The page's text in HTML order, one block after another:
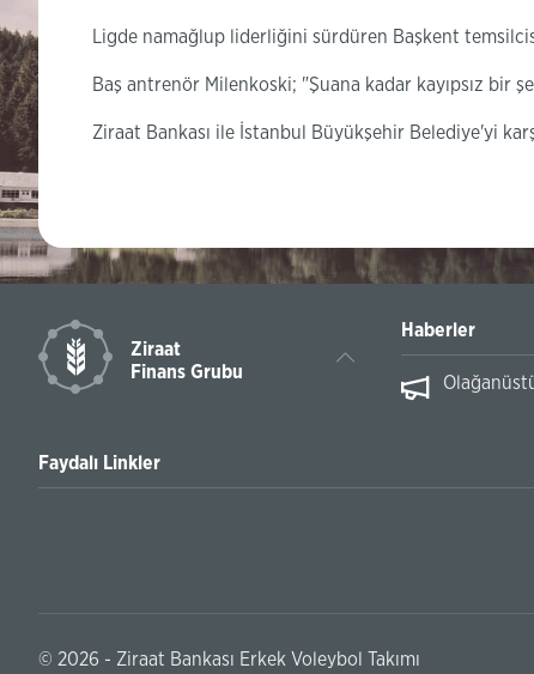
Ligde namağlup liderliğini sürdüren Başkent
Baş antrenör Milenkoski; "Şuana kadar kayıpsız bir
Ziraat Bankası ile İstanbul Büyükşehir Belediye'yi
Ziraat
Finans Grubu
Haberler
Yükseldi
Faydalı Linkler
© 2026 - Ziraat Bankası Erkek Voleybol Takımı